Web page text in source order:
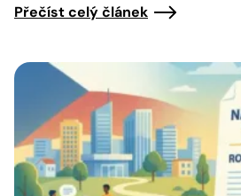
Přečíst celý článek